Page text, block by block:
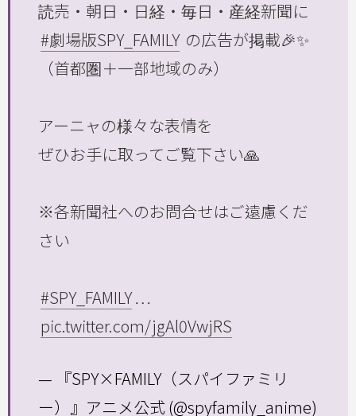
読売・朝日・日経・毎日・産経新聞に
#劇場版SPY_FAMILY の広告が掲載🎉✨
（首都圏＋一部地域のみ）
アーニャの様々な表情を
ぜひお手に取ってご覧下さい🙏
※各新聞社へのお問合せはご遠慮くだ
さい
#SPY_FAMILY…
pic.twitter.com/jgAl0VwjRS
— 『SPY×FAMILY（スパイファミリ
ー）』アニメ公式 (@spyfamily_anime)